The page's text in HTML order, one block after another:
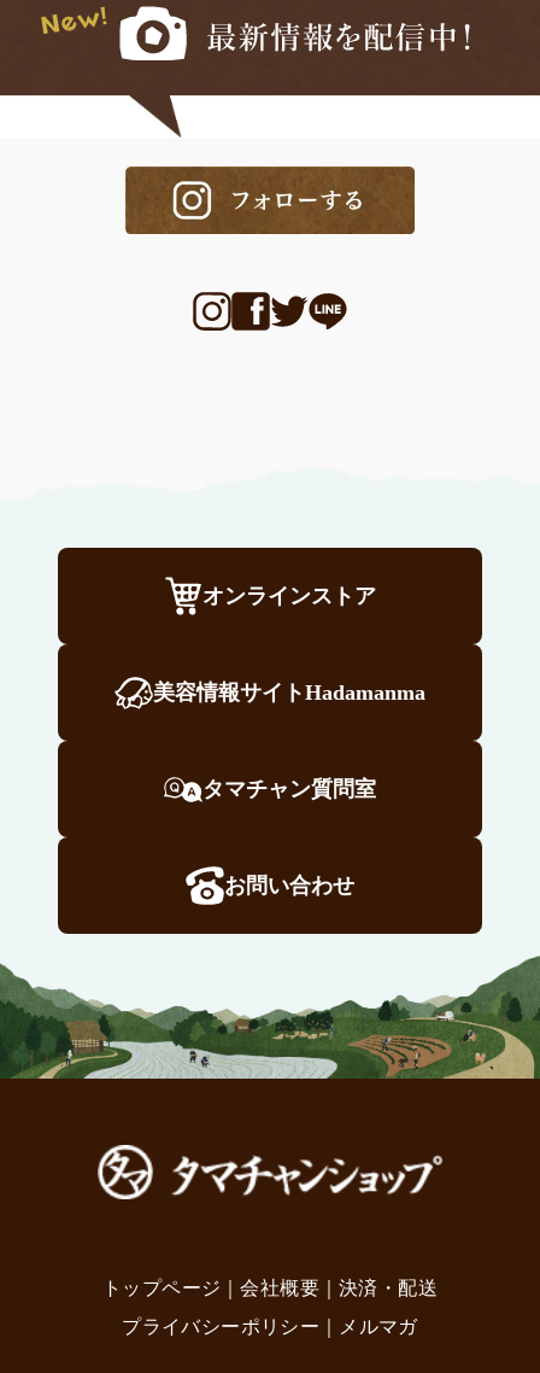
オンラインストア
美容情報サイトHadamanma
タマチャン質問室
お問い合わせ
トップページ ｜会社概要
決済・配送
プライバシーポリシー
メルマガ